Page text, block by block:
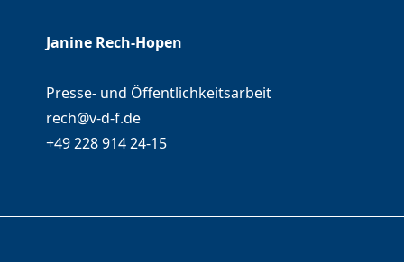
Janine Rech-Hopen
Presse- und Öffentlichkeitsarbeit
rech@v-d-f.de
+49 228 914 24-15